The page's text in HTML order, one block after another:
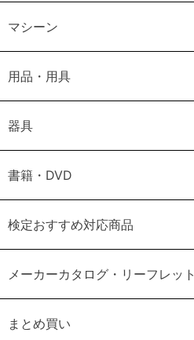
マシーン
用品・用具
器具
書籍・DVD
検定おすすめ対応商品
メーカーカタログ・リーフレット
まとめ買い